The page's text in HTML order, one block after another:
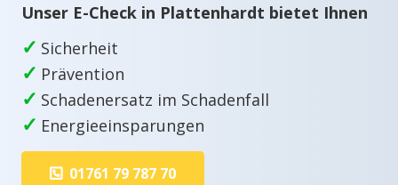
Unser E-Check in Plattenhardt bietet Ihnen
✓ Sicherheit
✓ Prävention
✓ Schadenersatz im Schadenfall
✓ Energieeinsparungen
01761 79 787 70